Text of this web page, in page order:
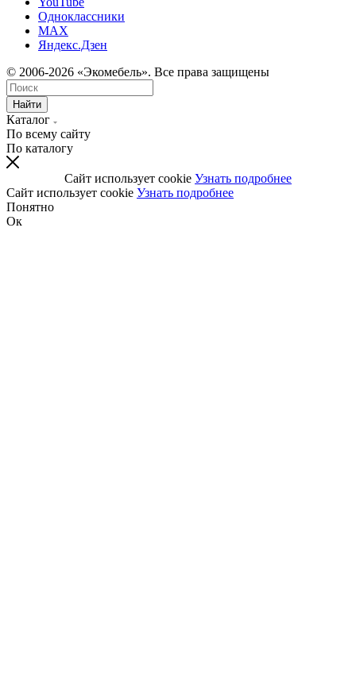
Одноклассники
MAX
Яндекс.Дзен
© 2006-2026 «Экомебель». Все права защищены
Найти
Каталог
По всему сайту
По каталогу
Сайт использует cookie Узнать подробнее
Сайт использует cookie Узнать подробнее
Понятно
Ок